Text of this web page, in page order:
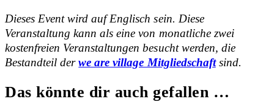
Dieses Event wird auf Englisch sein. Diese
Veranstaltung kann als eine von monatliche zwei
kostenfreien Veranstaltungen besucht werden, die
Bestandteilderwe are village Mitgliedschaftsind.
Das könnte dir auch gefallen …